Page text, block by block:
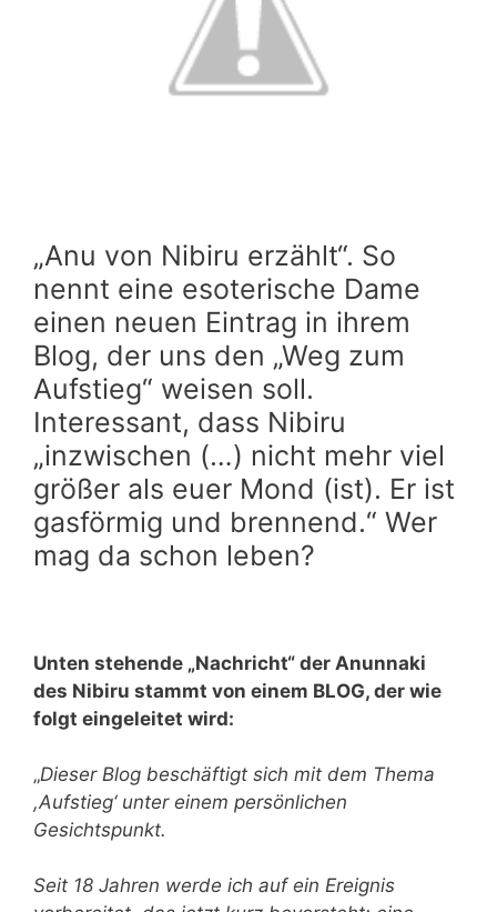
„Anu von Nibiru erzählt“. So
nennt eine esoterische Dame
einen neuen Eintrag in ihrem
Blog, der uns den „Weg zum
Aufstieg“ weisen soll.
Interessant, dass Nibiru
„inzwischen (…) nicht mehr viel
größer als euer Mond (ist). Er ist
gasförmig und brennend.“ Wer
mag da schon leben?
Unten stehende „Nachricht“ der Anunnaki
des Nibiru stammt von einem BLOG, der wie
folgt eingeleitet wird:
„Dieser Blog beschäftigt sich mit dem Thema
,Aufstieg‘ unter einem persönlichen
Gesichtspunkt.
Seit 18 Jahren werde ich auf ein Ereignis